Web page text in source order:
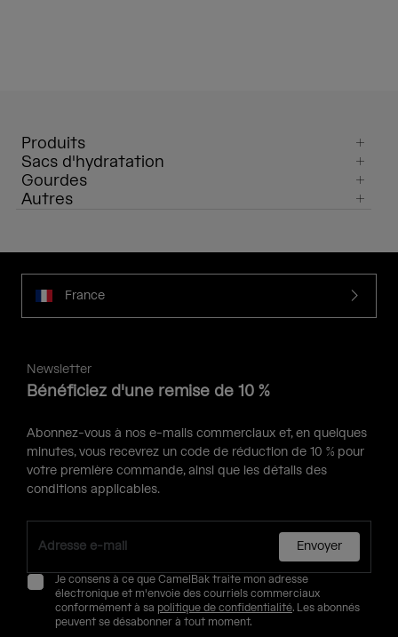
Produits
Sacs d'hydratation
Gourdes
Autres
France
Newsletter
Bénéficiez d'une remise de 10 %
Abonnez-vous à nos e-mails commerciaux et, en quelques
minutes, vous recevrez un code de réduction de 10 % pour
votre première commande, ainsi que les détails des
conditions applicables.
Envoyer
Je consens à ce que CamelBak traite mon adresse
électronique et m'envoie des courriels commerciaux
conformément à sa politique de confidentialité. Les abonnés
peuvent se désabonner à tout moment.